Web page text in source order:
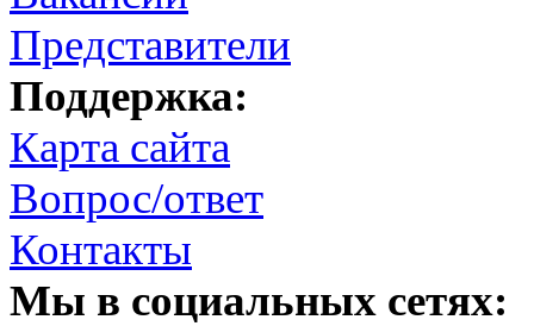
Представители
Поддержка:
Карта сайта
Вопрос/ответ
Контакты
Мы в социальных сетях: